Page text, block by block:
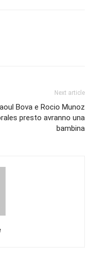
Next article
Bova e Rocio Munoz
presto avranno una
bambina